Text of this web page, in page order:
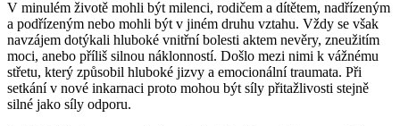
V minulém životě mohli být milenci, rodičem a dítětem, nadřízeným
a podřízeným nebo mohli být v jiném druhu vztahu. Vždy se však
navzájem dotýkali hluboké vnitřní bolesti aktem nevěry, zneužitím
moci, anebo příliš silnou náklonností. Došlo mezi nimi k vážnému
střetu, který způsobil hluboké jizvy a emocionální traumata. Při
setkání v nové inkarnaci proto mohou být síly přitažlivosti stejně
silné jako síly odporu.